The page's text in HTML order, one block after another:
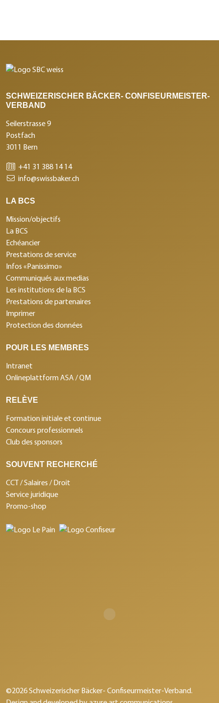
SCHWEIZERISCHER BÄCKER- CONFISEURMEISTER-
VERBAND
Seilerstrasse 9
Postfach
3011 Bern
+41 31 388 14 14
info@swissbaker.ch
LA BCS
Mission/objectifs
La BCS
Echéancier
Prestations de service
Infos «Panissimo»
Communiqués aux medias
Les institutions de la BCS
Prestations de partenaires
Imprimer
Protection des données
POUR LES MEMBRES
Intranet
Onlineplattform ASA / QM
RELÈVE
Formation initiale et continue
Concours professionnels
Club des sponsors
SOUVENT RECHERCHÉ
CCT / Salaires / Droit
Service juridique
Promo-shop
©2026 Schweizerischer Bäcker- Confiseurmeister-Verband.